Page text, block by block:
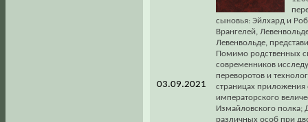
03.09.2021
сыновья: Эйлхард и
Врангелей,
Левенвольде,
Помимо родственных
современников
переворотов и
страницах
императорского
Измайловского полка;
различных особ при